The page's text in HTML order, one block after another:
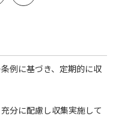
例に基づき、定期的に収
分に配慮し収集実施して